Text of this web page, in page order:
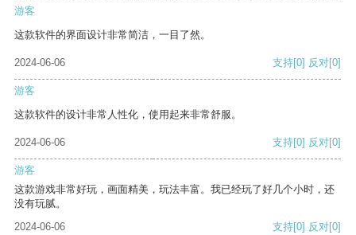
游客
这款软件的界面设计非常简洁，一目了然。
2024-06-06 支持[0] 反对[0]
游客
这款软件的设计非常人性化，使用起来非常舒服。
2024-06-06 支持[0] 反对[0]
游客
这款游戏非常好玩，画面精美，玩法丰富。我已经玩了好几个小时，还
没有玩腻。
2024-06-06
支持[0] 反对[0]